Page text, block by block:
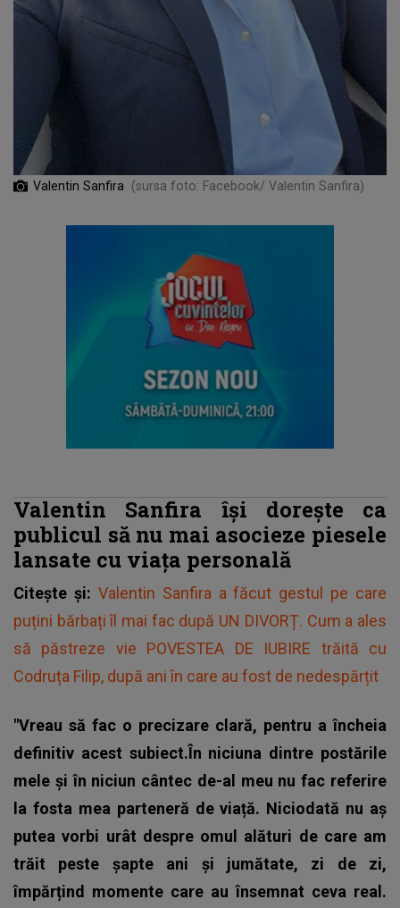
Valentin Sanfira (sursa foto: Facebook/ Valentin Sanfira)
Valentin Sanfira își dorește ca
publicul să nu mai asocieze piesele
lansate cu viața personală
Citește și: Valentin Sanfira a făcut gestul pe care
puțini bărbați îl mai fac după UN DIVORȚ. Cum a ales
să păstreze vie POVESTEA DE IUBIRE trăită cu
Codruța Filip, după ani în care au fost de nedespărțit
"Vreau să fac o precizare clară, pentru a încheia
definitiv acest subiect.În niciuna dintre postările
mele și în niciun cântec de-al meu nu fac referire
la fosta mea parteneră de viață. Niciodată nu aș
putea vorbi urât despre omul alături de care am
trăit peste șapte ani și jumătate, zi de zi,
împărțind momente care au însemnat ceva real.